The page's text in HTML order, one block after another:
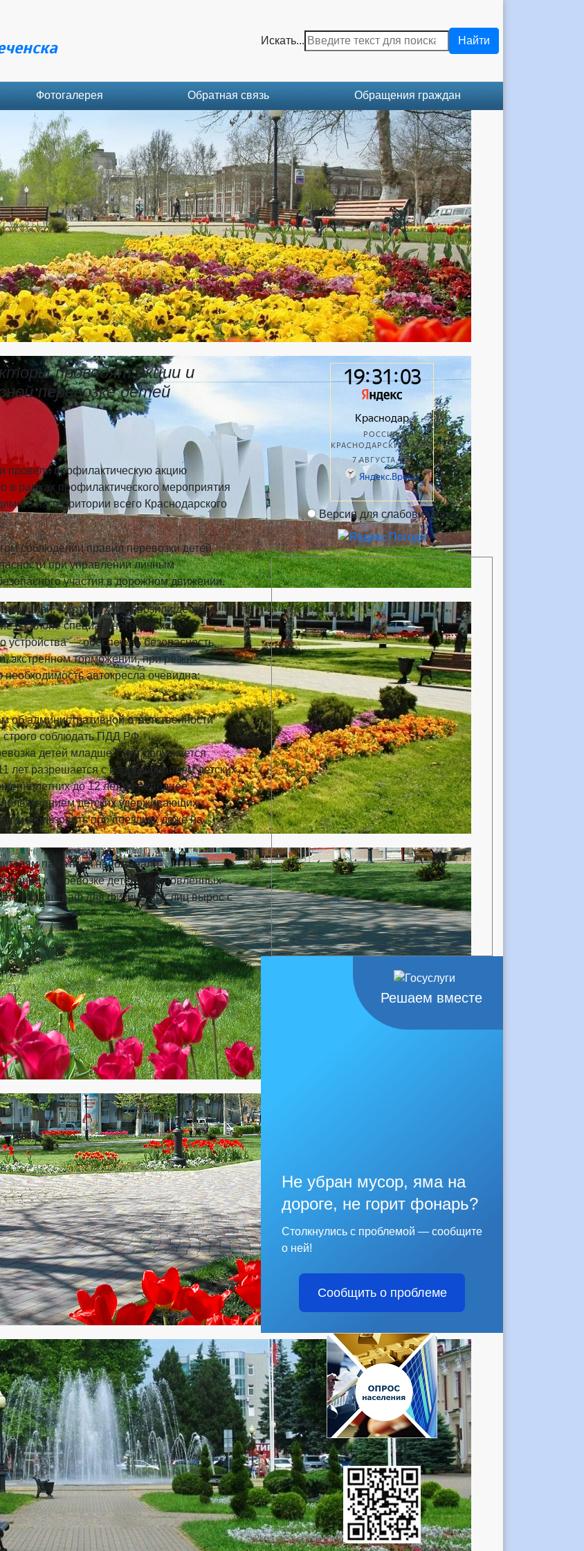
Искать... Найти
Фотогалерея Обратная связь Обращения граждан
проводят акции и
перевозке детей
профилактическую акцию
рамках профилактического мероприятия
на территории всего Краснодарского
соблюдении правил перевозки детей
при управлении личным
участия в дорожном движении.
в которых перевозили детей.
в салоне специального детского
устройства — обеспечить безопасность
экстренном торможении, при резких
автокресла очевидна:
административной ответственности
строго соблюдать ПДД РФ.
детей младше 7 лет допускается
лет разрешается с использованием детских
до 12 лет на переднее
детских удерживающих
использовать при поездках даже на
памятки и напоминали
к перевозке детей, установленных
года штраф для физических лиц вырос с
Версия для слабовидящих
Решаем вместе
Не убран мусор, яма на
дороге, не горит фонарь?
Столкнулись с проблемой — сообщите
о ней!
Сообщить о проблеме